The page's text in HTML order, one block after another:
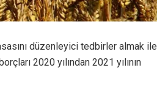
düzenleyici tedbirler almak ile
2020 yılından 2021 yılının